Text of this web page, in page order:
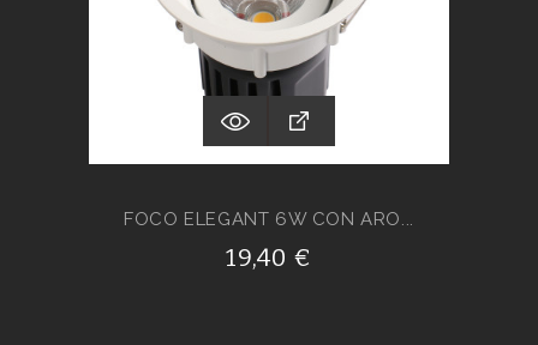
FOCO ELEGANT 6W CON ARO...
19,40 €